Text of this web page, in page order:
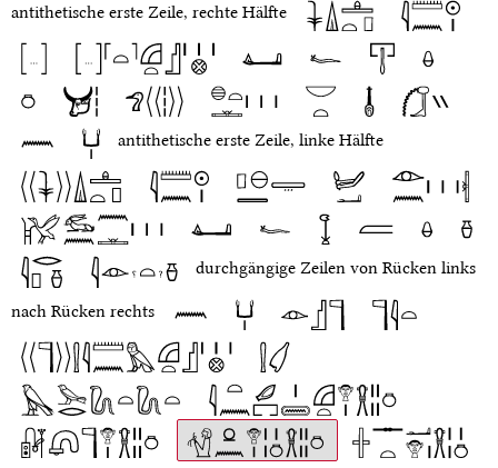
antithetische erste Zeile, rechte Hälfte
antithetische erste Zeile, linke Hälfte
durchgängige Zeilen von Rücken links
nach Rücken rechts